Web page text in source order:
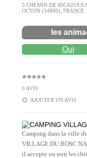
5 CHEMIN DE
OCTON (34800), FRANCE
les
Oui
⭐⭐⭐⭐⭐
0 AVIS
AJOUTER UN AVIS
Camping dans la ville
VILLAGE DU BOSC
il accepte ou non les